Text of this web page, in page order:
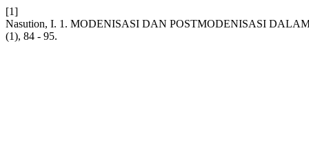
[1]
Nasution, I. 1. MODENISASI DAN POSTMODENISASI
(1), 84 - 95.